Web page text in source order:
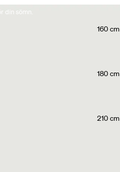
din sömn.
160 cm
180 cm
210 cm